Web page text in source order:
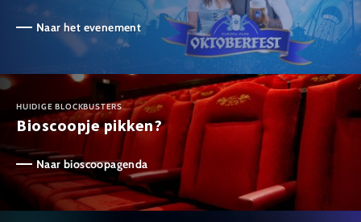
Naar het evenement
HUIDIGE BLOCKBUSTERS
Bioscoopje pikken?
Naar bioscoopagenda